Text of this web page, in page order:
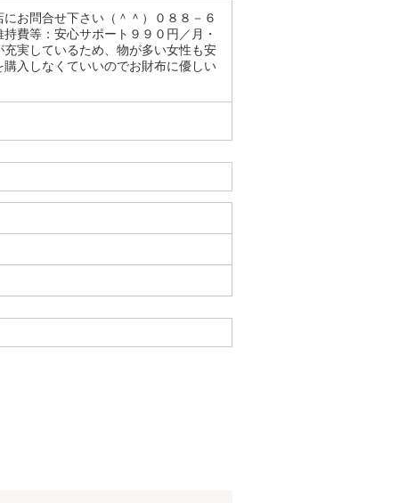
お問合せ下さい（＾＾）０８８－６
費等：安心サポート９９０円／月・
実しているため、物が多い女性も安
入しなくていいのでお財布に優しい